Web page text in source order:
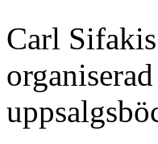
Carl